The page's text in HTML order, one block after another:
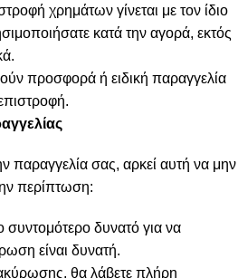
χρημάτων γίνεται με τον ίδιο
κατά την αγορά, εκτός
προσφορά ή ειδική παραγγελία
παραγγελία σας, αρκεί αυτή να μην
περίπτωση:
συντομότερο δυνατό για να
είναι δυνατή.
θα λάβετε πλήρη